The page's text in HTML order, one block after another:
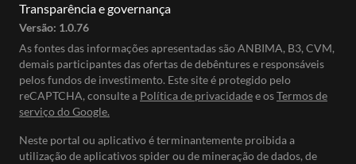
Transparência e governança
Versão: 1.0.76
As fontes das informações apresentadas são ANBIMA, B3, CVM,
demais participantes das ofertas de debêntures e responsáveis
pelos fundos de investimento. Este site é protegido pelo
reCAPTCHA, consulte a Política de privacidadee osTermos de
serviço do Google.
Neste portal ou aplicativo é terminantemente proibida a
utilização de aplicativos spider ou de mineração de dados, de